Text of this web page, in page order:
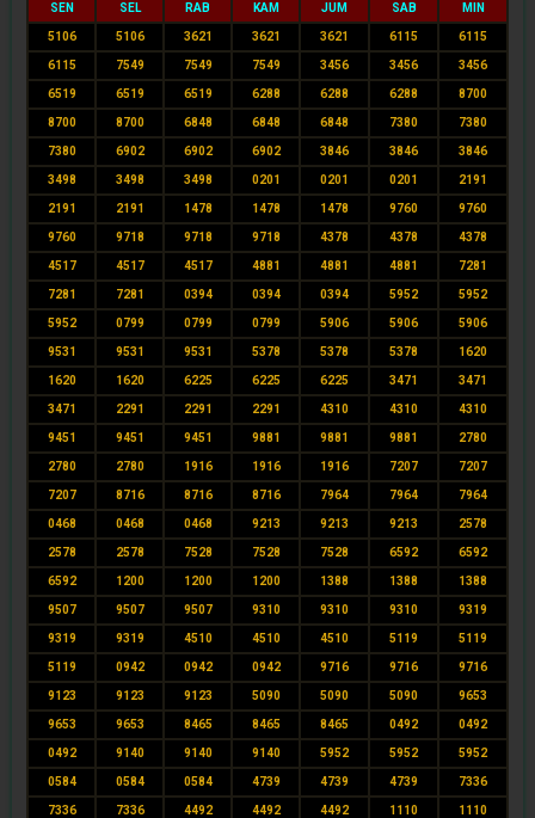
SEN SEL RAB KAM JUM SAB MIN
5106 5106 3621 3621 3621 6115 6115
6115 7549 7549 7549 3456 3456 3456
6519 6519 6519 6288 6288 6288 8700
8700 8700 6848 6848 6848 7380 7380
7380 6902 6902 6902 3846 3846 3846
3498 3498 3498 0201 0201 0201 2191
2191 2191 1478 1478 1478 9760 9760
9760 9718 9718 9718 4378 4378 4378
4517 4517 4517 4881 4881 4881 7281
7281 7281 0394 0394 0394 5952 5952
5952 0799 0799 0799 5906 5906 5906
9531 9531 9531 5378 5378 5378 1620
1620 1620 6225 6225 6225 3471 3471
3471 2291 2291 2291 4310 4310 4310
9451 9451 9451 9881 9881 9881 2780
2780 2780 1916 1916 1916 7207 7207
7207 8716 8716 8716 7964 7964 7964
0468 0468 0468 9213 9213 9213 2578
2578 2578 7528 7528 7528 6592 6592
6592 1200 1200 1200 1388 1388 1388
9507 9507 9507 9310 9310 9310 9319
9319 9319 4510 4510 4510 5119 5119
5119 0942 0942 0942 9716 9716 9716
9123 9123 9123 5090 5090 5090 9653
9653 9653 8465 8465 8465 0492 0492
0492 9140 9140 9140 5952 5952 5952
0584 0584 0584 4739 4739 4739 7336
7336 7336 4492 4492 4492 1110 1110